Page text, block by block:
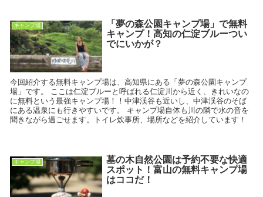
キャンプ場
「夢の森公園キャンプ場」で無料
キャンプ！高知の仁淀ブルーつい
でにいかが？
今回紹介する無料キャンプ場は、高知県にある「夢の森公園キャンプ
場」です。 ここは仁淀ブルーと呼ばれる仁淀川から近く、きれいなの
に無料という最強キャンプ場！！中津渓谷も近いし、中津渓谷のそば
にある温泉にも行きやすいです。 キャンプ場自体も川の隣で水の音を
聞きながら過ごせます。トイレ炊事所、場所などを紹介しています！
キャンプ場
墓の木自然公園は予約不要な快適
スポット！富山の無料キャンプ場
はココだ！